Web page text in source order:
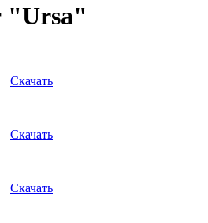
"Ursa"
Скачать
Скачать
Скачать